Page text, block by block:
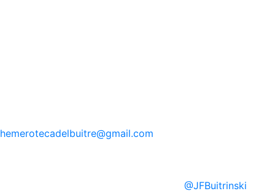
hemerotecadelbuitre@gmail.com
@JFBuitrinski